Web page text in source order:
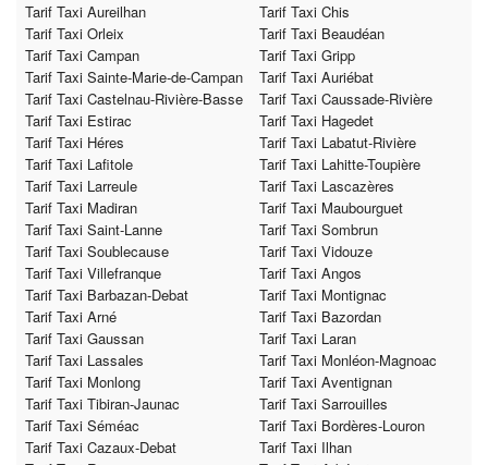
Tarif Taxi Aureilhan
Tarif Taxi Chis
Tarif Taxi Orleix
Tarif Taxi Beaudéan
Tarif Taxi Campan
Tarif Taxi Gripp
Tarif Taxi Sainte-Marie-de-Campan
Tarif Taxi Auriébat
Tarif Taxi Castelnau-Rivière-Basse
Tarif Taxi Caussade-Rivière
Tarif Taxi Estirac
Tarif Taxi Hagedet
Tarif Taxi Héres
Tarif Taxi Labatut-Rivière
Tarif Taxi Lafitole
Tarif Taxi Lahitte-Toupière
Tarif Taxi Larreule
Tarif Taxi Lascazères
Tarif Taxi Madiran
Tarif Taxi Maubourguet
Tarif Taxi Saint-Lanne
Tarif Taxi Sombrun
Tarif Taxi Soublecause
Tarif Taxi Vidouze
Tarif Taxi Villefranque
Tarif Taxi Angos
Tarif Taxi Barbazan-Debat
Tarif Taxi Montignac
Tarif Taxi Arné
Tarif Taxi Bazordan
Tarif Taxi Gaussan
Tarif Taxi Laran
Tarif Taxi Lassales
Tarif Taxi Monléon-Magnoac
Tarif Taxi Monlong
Tarif Taxi Aventignan
Tarif Taxi Tibiran-Jaunac
Tarif Taxi Sarrouilles
Tarif Taxi Séméac
Tarif Taxi Bordères-Louron
Tarif Taxi Cazaux-Debat
Tarif Taxi Ilhan